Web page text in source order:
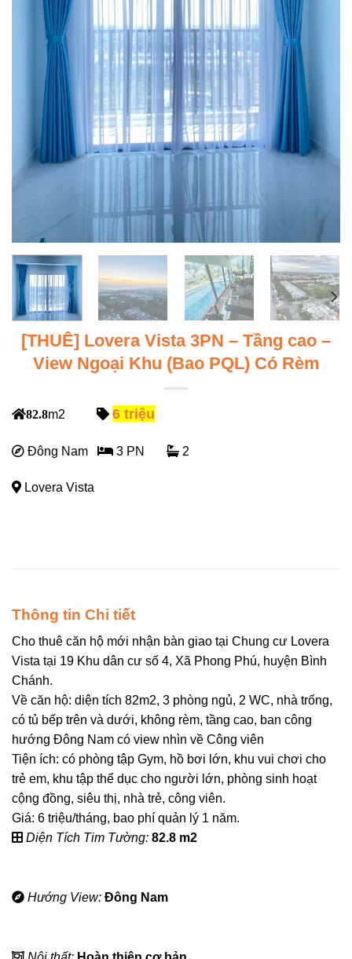
[THUÊ] Lovera Vista 3PN – Tầng cao –
View Ngoại Khu (Bao PQL) Có Rèm
82.8m2 6 triệu
Đông Nam 3 PN 2
Lovera Vista
Thông tin Chi tiết
Cho thuê căn hộ mới nhận bàn giao tại Chung cư Lovera
Vista tại 19 Khu dân cư số 4, Xã Phong Phú, huyện Bình
Chánh.
Về căn hộ: diện tích 82m2, 3 phòng ngủ, 2 WC, nhà trống,
có tủ bếp trên và dưới, không rèm, tầng cao, ban công
hướng Đông Nam có view nhìn về Công viên
Tiện ích: có phòng tập Gym, hồ bơi lớn, khu vui chơi cho
trẻ em, khu tập thể dục cho người lớn, phòng sinh hoạt
cộng đồng, siêu thị, nhà trẻ, công viên.
Giá: 6 triệu/tháng, bao phí quản lý 1 năm.
Diện Tích Tim Tường: 82.8 m2
Hướng View: Đông Nam